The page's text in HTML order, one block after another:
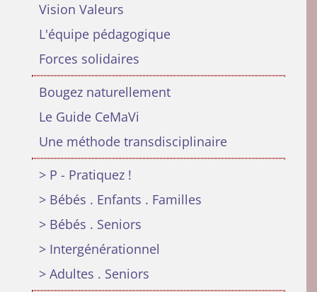
Vision Valeurs
L'équipe pédagogique
Forces solidaires
Bougez naturellement
Le Guide CeMaVi
Une méthode transdisciplinaire
> P - Pratiquez !
> Bébés . Enfants . Familles
> Bébés . Seniors
> Intergénérationnel
> Adultes . Seniors